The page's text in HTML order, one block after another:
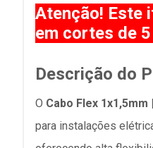
Atenção! Este
em cortes de
Descrição do
O Cabo Flex 1x1,5mm
para instalações